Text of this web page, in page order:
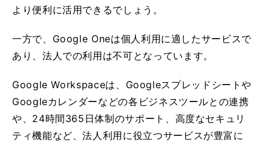
より便利に活用できるでしょう。
一方で、Google Oneは個人利用に適したサービスで
あり、法人での利用は不可となっています。
Google Workspaceは、Googleスプレッドシートや
Googleカレンダーなどの各ビジネスツールとの連携
や、24時間365日体制のサポート、高度なセキュリ
ティ機能など、法人利用に役立つサービスが豊富に